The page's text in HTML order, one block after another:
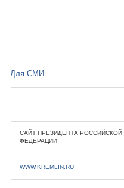
Для СМИ
САЙТ ПРЕЗИДЕНТА РОССИЙСКОЙ
ФЕДЕРАЦИИ
WWW.KREMLIN.RU